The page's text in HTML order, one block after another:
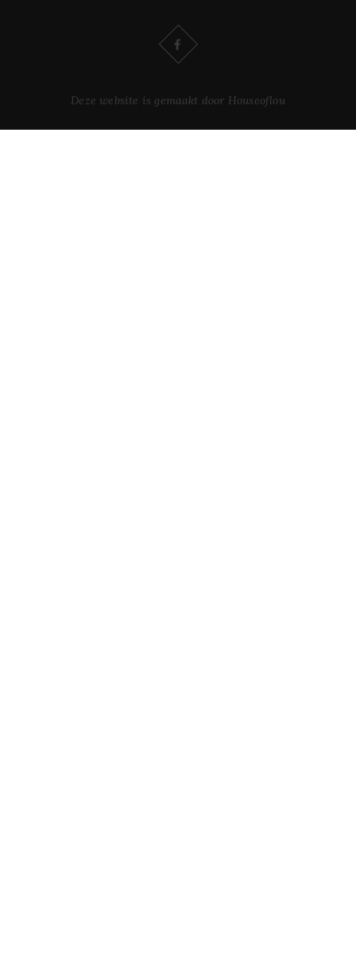
Deze website is gemaakt door Houseoflou